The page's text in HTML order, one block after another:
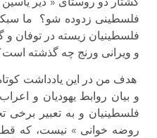
فلسطینی زدوده شو؟ ما
فلسطینیان زیسته در توفان
و ویرانی ورنج چه گذشته
هدف من در این یادداشت
و بیان روابط یهودیان و
فلسطینیان و به تعبیر برخی
روضه خوانی » نیست، که